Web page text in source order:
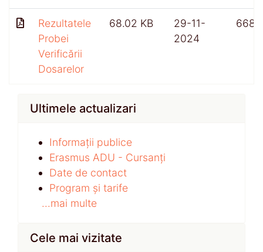
Rezultatele
Probei
Verificării
Dosarelor
68.02 KB
29-11-
2024
668
Ultimele actualizari
Informații publice
Erasmus ADU - Cursanți
Date de contact
Program și tarife
...mai multe
Cele mai vizitate